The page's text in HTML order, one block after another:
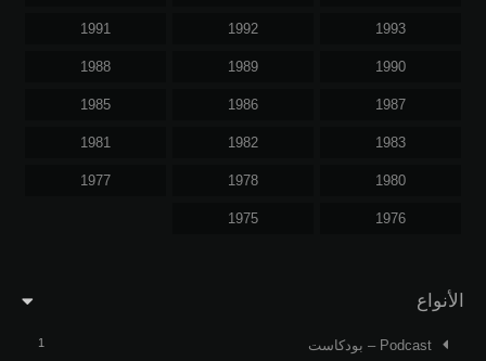
1993
1992
1991
1990
1989
1988
1987
1986
1985
1983
1982
1981
1980
1978
1977
1976
1975
الأنواع
Podcast – بودكاست 1